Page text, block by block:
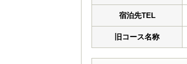
宿泊先TEL
旧コース名称